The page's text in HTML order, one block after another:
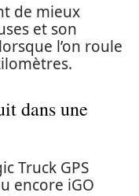
de mieux
et son
l’on roule
dans une
Truck GPS
encore iGO